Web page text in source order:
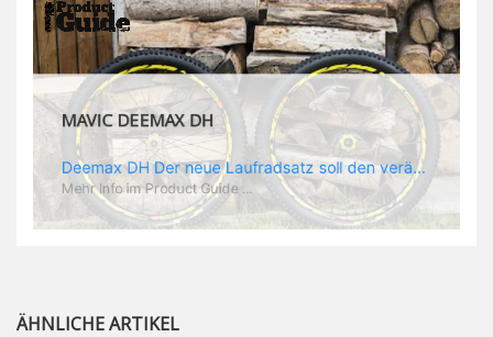
MAVIC DEEMAX PRO
Deemax Pro Schuh Vielleicht fragt ihr euch, was ein Schuh mit Deemax zu tun hat? Nun, hier spielt vor allem der Einsatzzweck eine Rolle: Deemax steht für Gravity pur und dafür ist auch der neue Schuh gedacht, der vor allem den Ideen von Downhill Legende Fabien Barel entspricht. Der Schuh soll ganz der Deemax Philosophie entsprechen: kompromisslose Funktion, effizient und hoher Komfort standen auf der Wunschliste von Fabien. Und das kam dabei heraus: - die neue „Energy Grip AM“ Sohle bietet maximale Stabilität und optimalen Grip auf dem Pedal. - die „Ergo Fit“ Innensohle soll super hohen Komfort bieten und optimal sitzen und zwar den ganzen Tag lang. - eine 3D-Mesch-Konstruktion soll den Fuß belüften und sowohl bei Sonne also auch unter kühlen Bedingungen für optimales Fußklima sorgen - die Assymetrische Konstruktion mit höherem Seitenteil innen soll den Knöchel optimal schützen - extra Schutz für die Zehen und die Fersen
Mehr Info im Product Guide ...
ÄHNLICHE ARTIKEL